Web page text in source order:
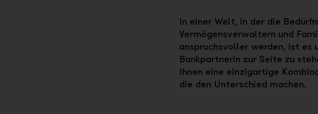
In einer Welt, in der die
Vermögensverwaltern und
anspruchsvoller werden, ist es
Bankpartnerin zur Seite zu
Ihnen eine einzigartige
die den Unterschied machen.